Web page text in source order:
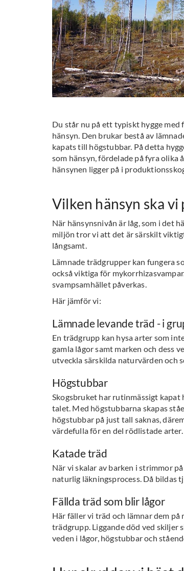
Du står nu på ett typiskt hygge med
hänsyn. Den brukar bestå av
kapats till högstubbar. På detta
som hänsyn, fördelade på fyra olika
hänsynen ligger på i
Vilken hänsyn ska
När hänsynsnivån är låg, som i det
miljön tror vi att det är särskilt
långsamt.
Lämnade trädgrupper kan fungera
också viktiga för
svampsamhället påverkas.
Här jämför vi:
Lämnade levande träd - i
En trädgrupp kan hysa arter som
gamla lågor samt marken och dess
utveckla särskilda naturvärden och
Högstubbar
Skogsbruket har rutinmässigt kapat
talet. Med högstubbarna skapas
högstubbar på just tall saknas,
värdefulla för en del rödlistade arter.
Katade träd
När vi skalar av barken i strimmor
naturlig läkningsprocess. Då bildas
Fällda träd som blir lågor
Här fäller vi träd och lämnar dem på
trädgrupp. Liggande död ved skiljer
veden i lågor, högstubbar och